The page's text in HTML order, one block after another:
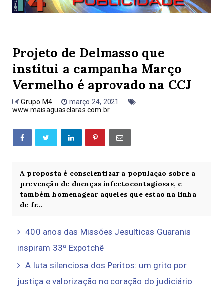
Projeto de Delmasso que
institui a campanha Março
Vermelho é aprovado na CCJ
Grupo M4
março 24, 2021
www.maisaguasclaras.com.br
A proposta é conscientizar a população sobre a
prevenção de doenças infectocontagiosas, e
também homenagear aqueles que estão na linha
de fr...
400 anos das Missões Jesuíticas Guaranis
inspiram 33ª Expotchê
A luta silenciosa dos Peritos: um grito por
justiça e valorização no coração do judiciário